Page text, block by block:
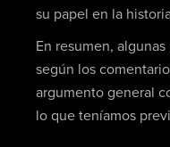
su papel en la
En resumen,
según los
argumento general
lo que teníamos